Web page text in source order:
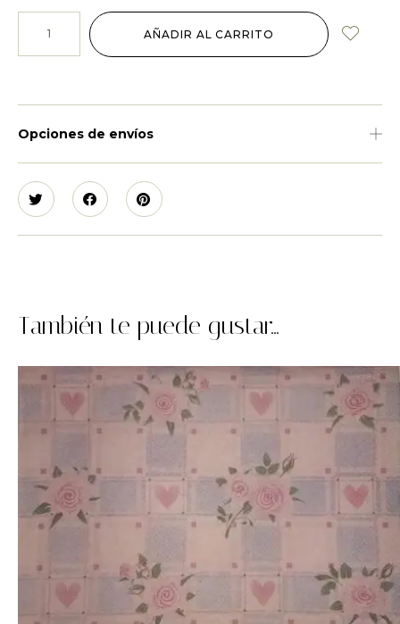
AÑADIR AL CARRITO
Opciones de envíos
También te puede gustar...